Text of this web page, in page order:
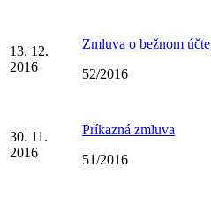
13. 12.
2016
Zmluva o bežnom účte
52/2016
30. 11.
2016
Príkazná zmluva
51/2016